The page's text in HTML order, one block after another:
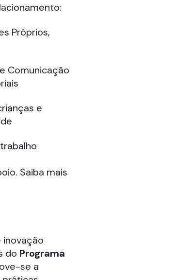
Próprios,
Comunicação
e
Saiba mais
inovação
do Programa
se a